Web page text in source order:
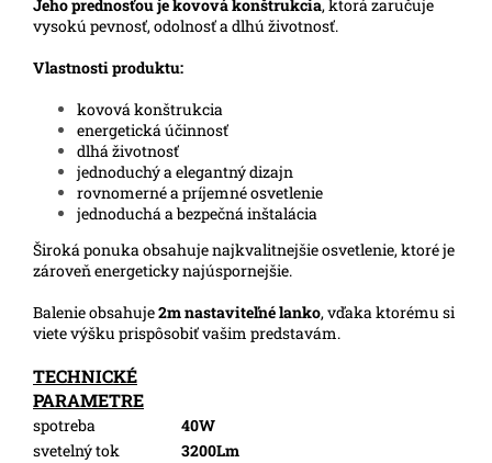
Jeho prednosťou je kovová konštrukcia, ktorá zaručuje
vysokú pevnosť, odolnosť a dlhú životnosť.
Vlastnosti produktu:
kovová konštrukcia
energetická účinnosť
dlhá životnosť
jednoduchý a elegantný dizajn
rovnomerné a príjemné osvetlenie
jednoduchá a bezpečná inštalácia
Široká ponuka obsahuje najkvalitnejšie osvetlenie, ktoré je
zároveň energeticky najúspornejšie.
Balenie obsahuje2m nastaviteľné lanko, vďaka ktorému si
viete výšku prispôsobiť vašim predstavám.
TECHNICKÉ
PARAMETRE
spotreba
40W
svetelný tok
3200Lm